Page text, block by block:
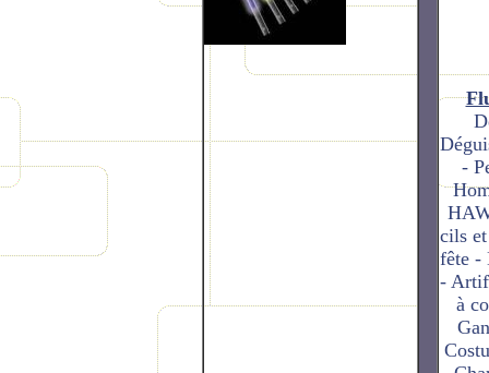
Déguisements Femme - Déguisements Homme - Déguisements Unisexe - Chapeaux et coiffes - Perruques - Perruques Homme - Perruques Femme - Perruque Homme - Perruque Femme - Boa en plumes - Spécial HAWAI - Accessoires clown et musical - Loups - Faux cils et barbes -